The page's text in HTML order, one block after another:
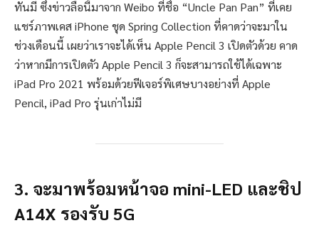
ทันมี ซึ่งข่าวลือนี้มาจาก Weibo ที่ชื่อ “Uncle Pan Pan” ที่เคย
แชร์ภาพเคส iPhone ชุด Spring Collection ที่คาดว่าจะมาใน
ช่วงเดือนนี้ เผยว่าเราจะได้เห็น Apple Pencil 3 เปิดตัวด้วย คาด
ว่าหากมีการเปิดตัว Apple Pencil 3 ก็จะสามารถใช้ได้เฉพาะ
iPad Pro 2021 พร้อมด้วยฟีเจอร์พิเศษบางอย่างที่ Apple
Pencil, iPad Pro รุ่นเก่าไม่มี
3. จะมาพร้อมหน้าจอ mini-LED และชิป
A14X รองรับ 5G